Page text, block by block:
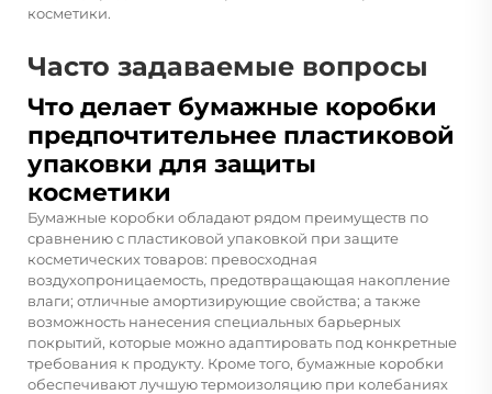
косметики.
Часто задаваемые вопросы
Что делает бумажные коробки
предпочтительнее пластиковой
упаковки для защиты
косметики
Бумажные коробки обладают рядом преимуществ по
сравнению с пластиковой упаковкой при защите
косметических товаров: превосходная
воздухопроницаемость, предотвращающая накопление
влаги; отличные амортизирующие свойства; а также
возможность нанесения специальных барьерных
покрытий, которые можно адаптировать под конкретные
требования к продукту. Кроме того, бумажные коробки
обеспечивают лучшую термоизоляцию при колебаниях